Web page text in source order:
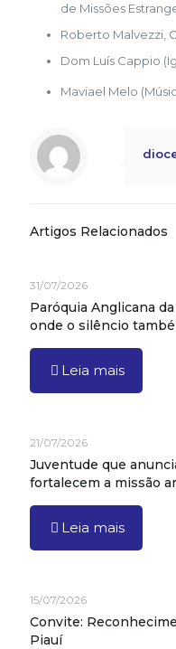
de Missões
Roberto Malvezzi,
Dom Luís Cappio
Maviael Melo
Artigos Relacionados
31/07/2026
Paróquia Anglicana
onde o silêncio
Leia mais
21/07/2026
Juventude que
fortalecem a missão
Leia mais
15/07/2026
Convite:
Piauí